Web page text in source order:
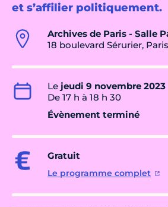
et s’affilier politiquement.
Archives de Paris - Salle
18 boulevard Sérurier,
Le jeudi 9 novembre 2023
De 17 h à 18 h 30
Évènement terminé
Gratuit
Le programme complet